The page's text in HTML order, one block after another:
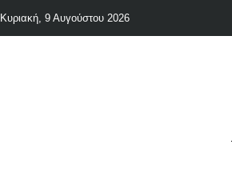
Κυριακή, 9 Αυγούστου 2026